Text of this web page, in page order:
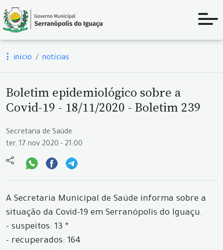
início notícias
Boletim epidemiológico sobre a
Covid-19 - 18/11/2020 - Boletim 239
Secretaria de Saúde
ter, 17 nov 2020 - 21:00
A Secretaria Municipal de Saúde informa sobre a
situação da Covid-19 em Serranópolis do Iguaçu.
- suspeitos: 13 *
- recuperados: 164